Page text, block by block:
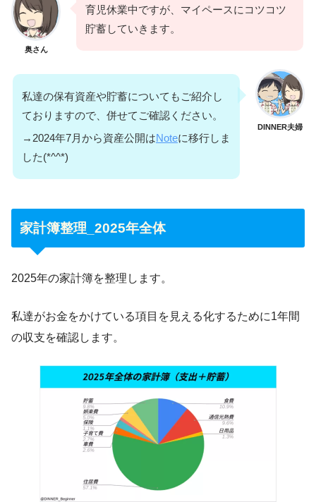
奥さん
育児休業中ですが、マイペースにコツコツ
貯蓄していきます。
DINNER夫婦
私達の保有資産や貯蓄についてもご紹介し
ておりますので、併せてご確認ください。
→2024年7月から資産公開はNoteに移行しま
した(*^^*)
家計簿整理_2025年全体
2025年の家計簿を整理します。
私達がお金をかけている項目を見える化するために1年間
の収支を確認します。